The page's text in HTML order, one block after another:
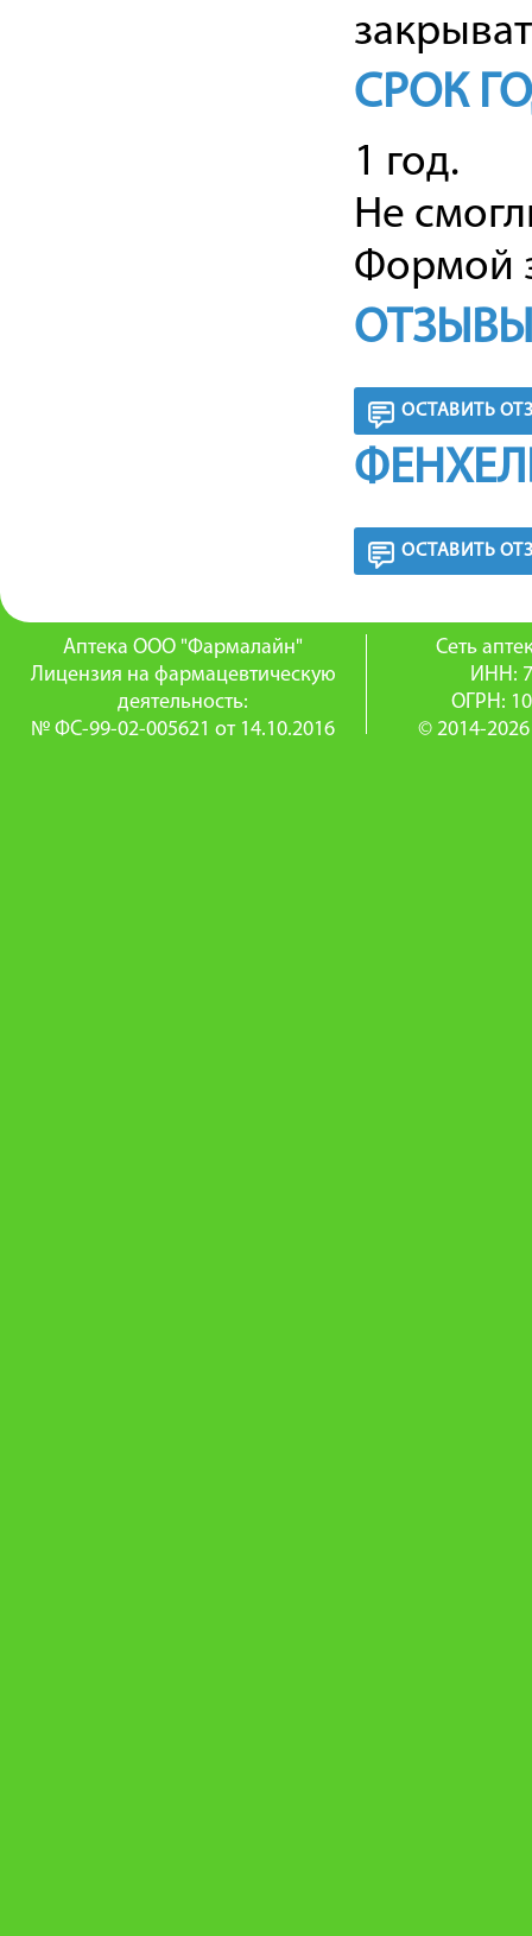
СРОК
1 год.
Не
Формой
ОСТАВИТЬ
ОСТАВИТЬ
Аптека ООО "Фармалайн"
Лицензия на фармацевтическую
деятельность:
№ ФС-99-02-005621 от 14.10.2016
Сеть
ИНН:
ОГРН:
© 2014-